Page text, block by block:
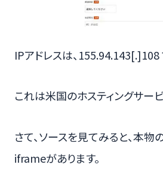
IPアドレスは、155.94.143[.]108
これは米国のホスティングサービ
さて、ソースを見てみると、本物
iframeがあります。